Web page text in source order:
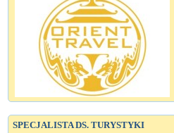
SPECJALISTA DS. TURYSTYKI